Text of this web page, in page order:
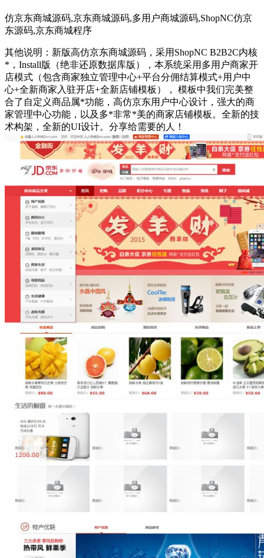
仿京东商城源码,京东商城源码,多用户商城源码,ShopNC仿京
东源码,京东商城程序
其他说明：新版高仿京东商城源码，采用ShopNC B2B2C内核
*，Install版（绝非还原数据库版），本系统采用多用户商家开
店模式（包含商家独立管理中心+平台分佣结算模式+用户中
心+全新商家入驻开店+全新店铺模板）， 模板中我们完美整
合了自定义商品属*功能，高仿京东用户中心设计，强大的商
家管理中心功能，以及多*非常*美的商家店铺模板。全新的技
术构架，全新的UI设计。分享给需要的人！